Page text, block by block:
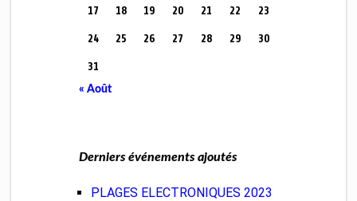
17 18 19 20 21 22 23
24 25 26 27 28 29 30
31
« Août
Derniers événements ajoutés
PLAGES ELECTRONIQUES 2023